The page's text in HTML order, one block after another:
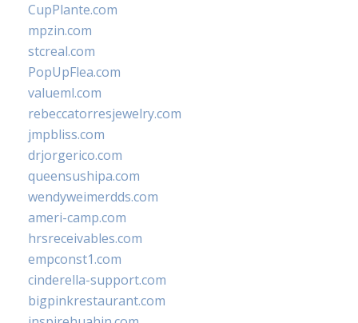
CupPlante.com
mpzin.com
stcreal.com
PopUpFlea.com
valueml.com
rebeccatorresjewelry.com
jmpbliss.com
drjorgerico.com
queensushipa.com
wendyweimerdds.com
ameri-camp.com
hrsreceivables.com
empconst1.com
cinderella-support.com
bigpinkrestaurant.com